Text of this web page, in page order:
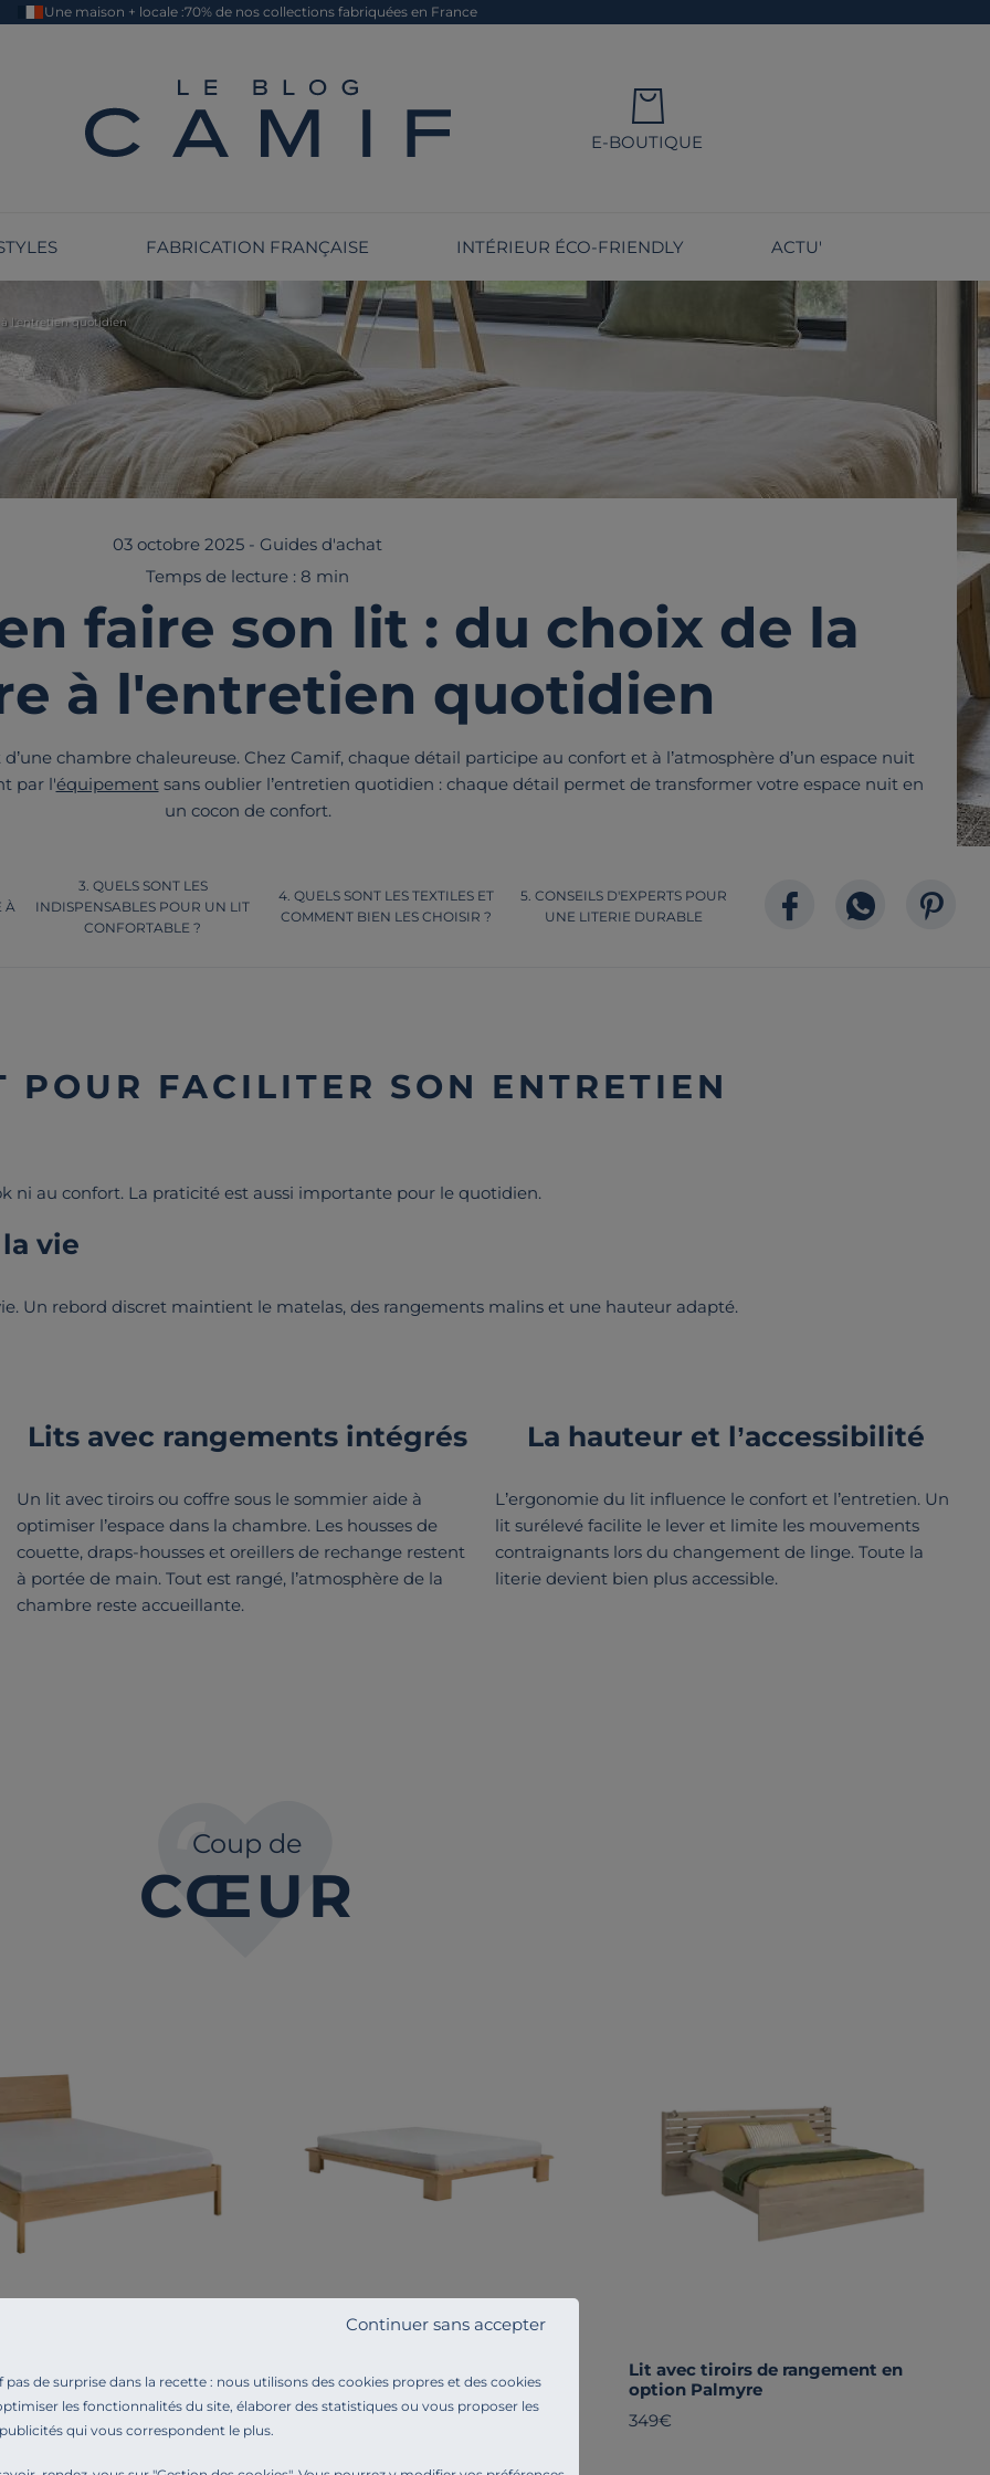
Une maison + locale :70% de nos collections fabriquées en France
Le blog Camif
E-BOUTIQUE
FABRICATION FRANÇAISE INTÉRIEUR ÉCO-FRIENDLY ACTU'
l'entretien quotidien
03 octobre 2025 - Guides d'achat
Temps de lecture : 8 min
faire son lit : du choix de la
à l'entretien quotidien
chambre chaleureuse. Chez Camif, chaque détail participe au confort et à l’atmosphère d’un espace nuit
par l'équipementsans oublier l’entretien quotidien : chaque détail permet de transformer votre espace nuit en
un cocon de confort.
À
QUELS SONT LES
INDISPENSABLES POUR UN LIT
CONFORTABLE ?
QUELS SONT LES TEXTILES ET
COMMENT BIEN LES CHOISIR ?
CONSEILS D'EXPERTS POUR
UNE LITERIE DURABLE
Facebook Whatsapp Pinterest
FACILITER SON ENTRETIEN
ni au confort. La praticité est aussi importante pour le quotidien.
vie
Un rebord discret maintient le matelas, des rangements malins et une hauteur adapté.
Lits avec rangements intégrés
Un lit avec tiroirs ou coffre sous le sommier aide à
optimiser l’espace dans la chambre. Les housses de
couette, draps-housses et oreillers de rechange restent
à portée de main. Tout est rangé, l’atmosphère de la
chambre reste accueillante.
La hauteur et l’accessibilité
L’ergonomie du lit influence le confort et l’entretien. Un
lit surélevé facilite le lever et limite les mouvements
contraignants lors du changement de linge. Toute la
literie devient bien plus accessible.
Coup de
CŒUR
Simon
249€
Lit avec tiroirs de rangement en
option Palmyre
349€
pas de surprise dans la recette : nous utilisons des cookies propres et des cookies
les fonctionnalités du site, élaborer des statistiques ou vous proposer les
qui vous correspondent le plus.
Continuer sans accepter